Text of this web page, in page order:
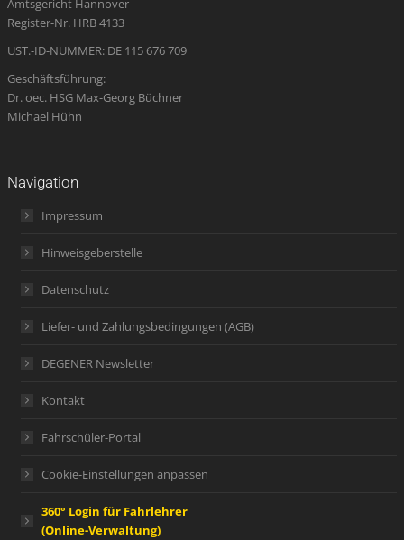
windowwindowwindow
new
Amtsgericht Hannover
Register-Nr. HRB 4133
UST.-ID-NUMMER: DE 115 676 709
Geschäftsführung:
Dr. oec. HSG Max-Georg Büchner
Michael Hühn
Navigation
Impressum
Hinweisgeberstelle
Datenschutz
Liefer- und Zahlungsbedingungen (AGB)
DEGENER Newsletter
Kontakt
Fahrschüler-Portal
Cookie-Einstellungen anpassen
360° Login für Fahrlehrer
(Online-Verwaltung)